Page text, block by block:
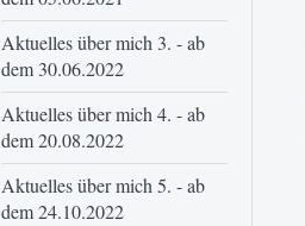
Aktuelles über mich 3. - ab
dem 30.06.2022
Aktuelles über mich 4. - ab
dem 20.08.2022
Aktuelles über mich 5. - ab
dem 24.10.2022